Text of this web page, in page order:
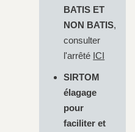
BATIS ET
NON BATIS,
consulter
l'arrêté ICI
SIRTOM
élagage
pour
faciliter et